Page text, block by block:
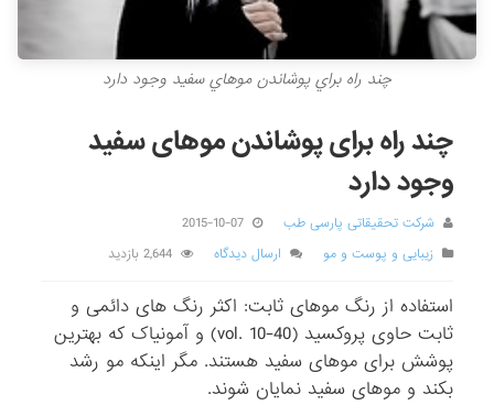
چند راه براي پوشاندن موهاي سفيد وجود دارد
چند راه برای پوشاندن موهای سفید
وجود دارد
شرکت تحقیقاتی پارسی طب
2015-10-07
زیبایی و پوست و مو
ارسال دیدگاه 2,644 بازدید
استفاده از رنگ موهای ثابت: اکثر رنگ های دائمی و
ثابت حاوی پروکسید (vol. 10-40) و آمونیاک که بهترین
پوشش برای موهای سفید هستند. مگر اینکه مو رشد
بکند و موهای سفید نمایان شوند.